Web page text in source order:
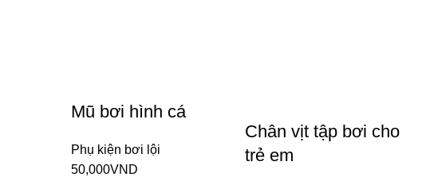
Mũ bơi hình cá
Phụ kiện bơi lội
50,000VND
Chân vịt tập bơi cho
trẻ em